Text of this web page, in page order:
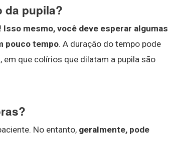
da pupila?
Isso mesmo, você deve esperar algumas
pouco tempo. A duração do tempo pode
que colírios que dilatam a pupila são
No entanto, geralmente, pode